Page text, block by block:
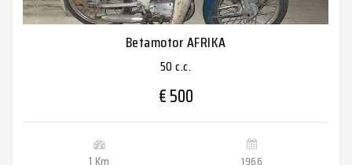
Betamotor AFRIKA
50 c.c.
€ 500
1966